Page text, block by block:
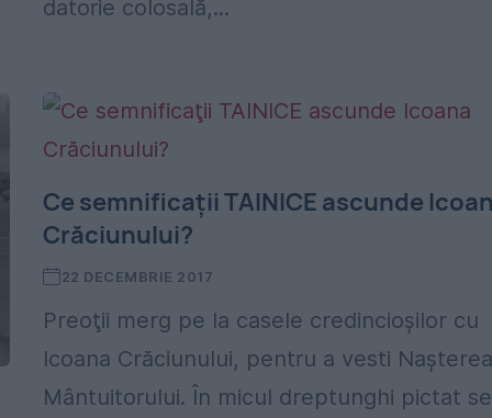
datorie colosală,...
Ce semnificaţii TAINICE ascunde
Crăciunului?
22 DECEMBRIE 2017
Preoţii merg pe la casele credincioşilor cu
Icoana Crăciunului, pentru a vesti
Mântuitorului. În micul dreptunghi pictat se